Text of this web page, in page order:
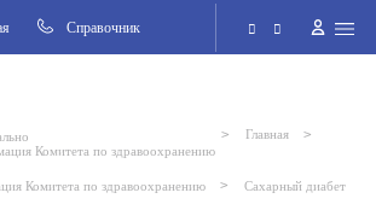
Cправочник
для слабовидящих
Комитета по здравоохранению
> Главная >
Комитета по здравоохранению > Сахарный диабет